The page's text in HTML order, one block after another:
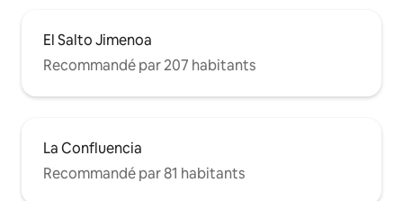
El Salto Jimenoa
Recommandé par 207 habitants
La Confluencia
Recommandé par 81 habitants